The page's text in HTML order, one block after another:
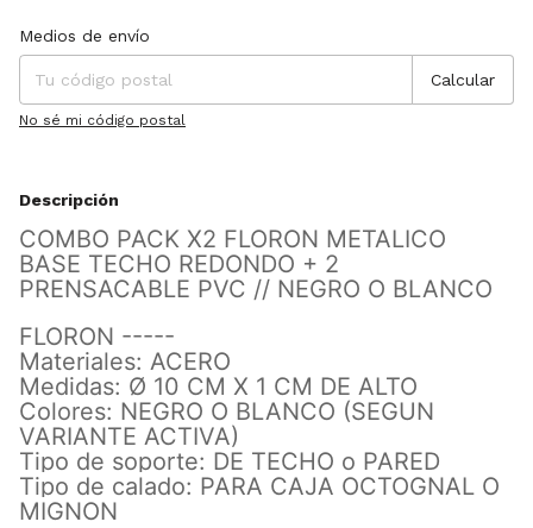
Entregas para el CP:
Medios de envío
Calcular
No sé mi código postal
Descripción
COMBO PACK X2 FLORON METALICO
BASE TECHO REDONDO + 2
PRENSACABLE PVC // NEGRO O BLANCO
FLORON -----
Materiales: ACERO
Medidas: Ø 10 CM X 1 CM DE ALTO
Colores: NEGRO O BLANCO (SEGUN
VARIANTE ACTIVA)
Tipo de soporte: DE TECHO o PARED
Tipo de calado: PARA CAJA OCTOGNAL O
MIGNON